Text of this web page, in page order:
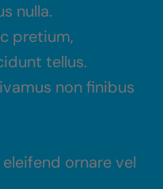
nulla.
pretium,
tellus.
non finibus
ornare vel